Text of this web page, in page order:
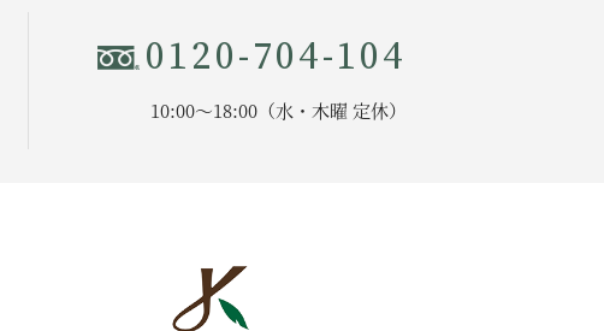
0120-704-104
10:00〜18:00（水・木曜 定休）